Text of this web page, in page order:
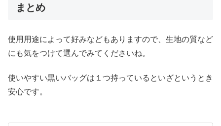
まとめ
使用用途によって好みなどもありますので、生地の質など
にも気をつけて選んでみてくださいね。
使いやすい黒いバッグは１つ持っているといざというとき
安心です。